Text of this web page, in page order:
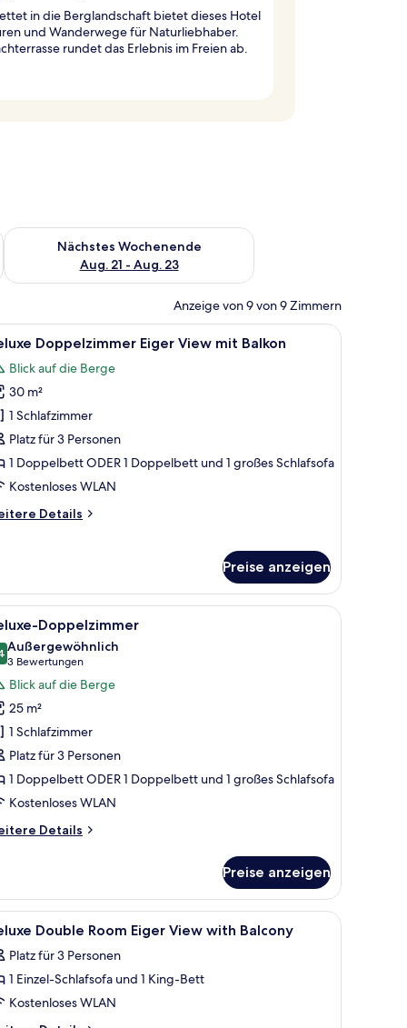
in die Berglandschaft bietet dieses Hotel
und Wanderwege für Naturliebhaber.
rundet das Erlebnis im Freien ab.
Aug. 14 - Aug. 16.
Nächstes Wochenende
Aug. 21 - Aug. 23
Überprüfe die Verfügbarkeit für nächstes Wochenende, Aug.
Anzeige von 9 von 9 Zimmern
Bett, einem Schreibtisch, einem Fernseher und Blick auf die Berge.
Ein Balkon mit Blick auf Berge, weißen
19 Doppelzimmer Eiger View mit Balkon
Blick auf die Berge
30 m²
1 Schlafzimmer
Platz für 3 Personen
1 Doppelbett ODER 1 Doppelbett und 1 großes Schlafsofa
Kostenloses WLAN
Details
Preise anzeigen
auf die Berge, einer Holztreppe, einem braunen Sessel und einem
Ein Hotelzimmer mit einem Bett, einem
12 Doppelzimmer
von 10
Außergewöhnlich
3 Bewertungen
(3
Bewertungen)
Blick auf die Berge
25 m²
1 Schlafzimmer
Platz für 3 Personen
1 Doppelbett ODER 1 Doppelbett und 1 großes Schlafsofa
Kostenloses WLAN
Details
Preise anzeigen
und einem Balkon mit Aussicht.
Bett, einem Fernseher, einem Schreibtisch und Blick auf die Stadt.
Allergikerbettwaren, Minibar, Zimmersafe,
12 Double Room Eiger View with Balcony
Platz für 3 Personen
1 Einzel-Schlafsofa und 1 King-Bett
Kostenloses WLAN